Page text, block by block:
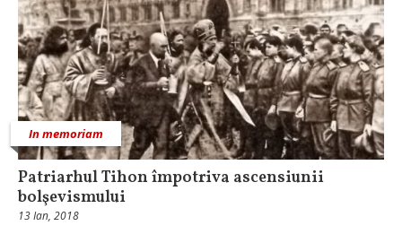
In memoriam
Patriarhul Tihon împotriva ascensiunii
bolşevismului
13 Ian, 2018